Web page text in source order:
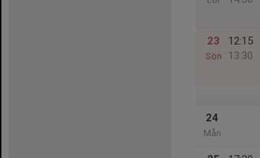
23
Sön
12:15
13:30
24
Mån